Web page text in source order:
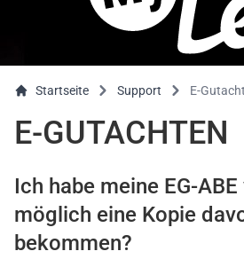
Startseite Support E-
E-GUTACHTEN
Ich habe meine EG-
möglich eine Kopie
bekommen?